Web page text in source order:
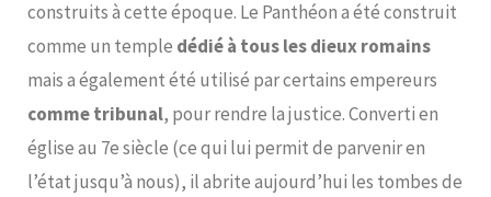
construits à cette époque. Le Panthéon a été construit
comme un temple dédié à tous les dieux romains
mais a également été utilisé par certains empereurs
comme tribunal, pour rendre la justice. Converti en
église au 7e siècle (ce qui lui permit de parvenir en
l’état jusqu’à nous), il abrite aujourd’hui les tombes de